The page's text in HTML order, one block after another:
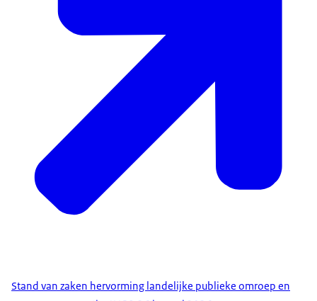
Stand van zaken hervorming landelijke publieke omroep en